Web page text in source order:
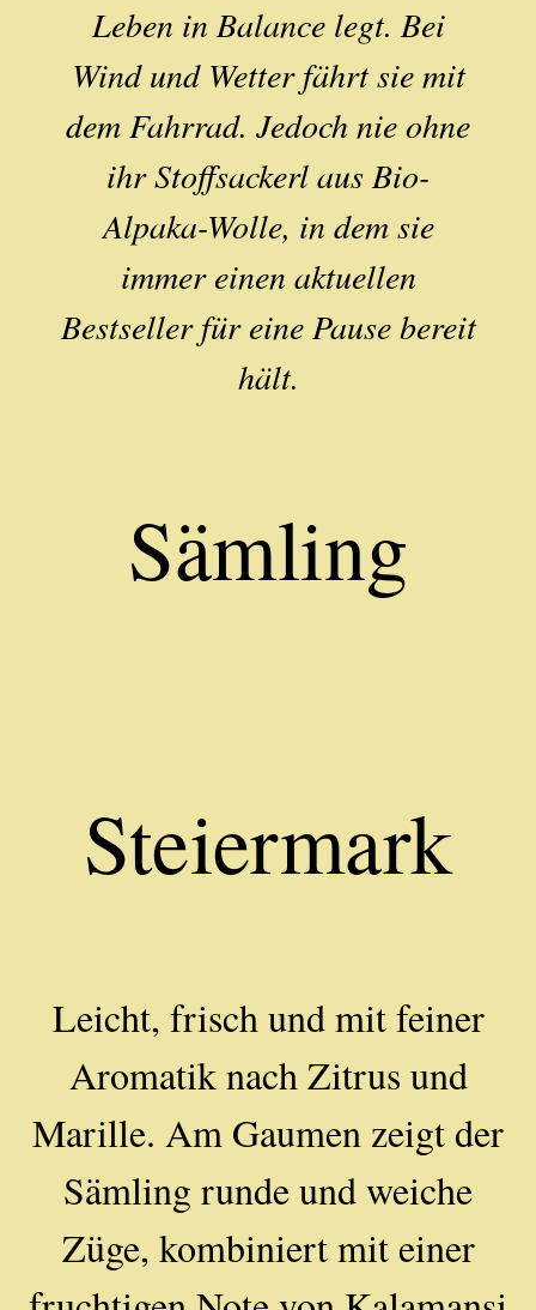
Leben in Balance legt. Bei
Wind und Wetter fährt sie mit
dem Fahrrad. Jedoch nie ohne
ihr Stoffsackerl aus Bio-
Alpaka-Wolle, in dem sie
immer einen aktuellen
Bestseller für eine Pause bereit
hält.
Sämling
Steiermark
Leicht, frisch und mit feiner
Aromatik nach Zitrus und
Marille. Am Gaumen zeigt der
Sämling runde und weiche
Züge, kombiniert mit einer